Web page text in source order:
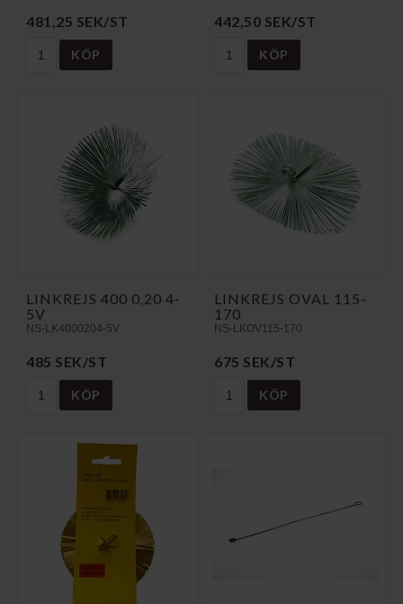
481,25 SEK/ST
KÖP
442,50 SEK/ST
KÖP
LINKREJS 400 0,20 4-
5V
NS-LK4000204-5V
485 SEK/ST
KÖP
LINKREJS OVAL 115-
170
NS-LKOV115-170
675 SEK/ST
KÖP